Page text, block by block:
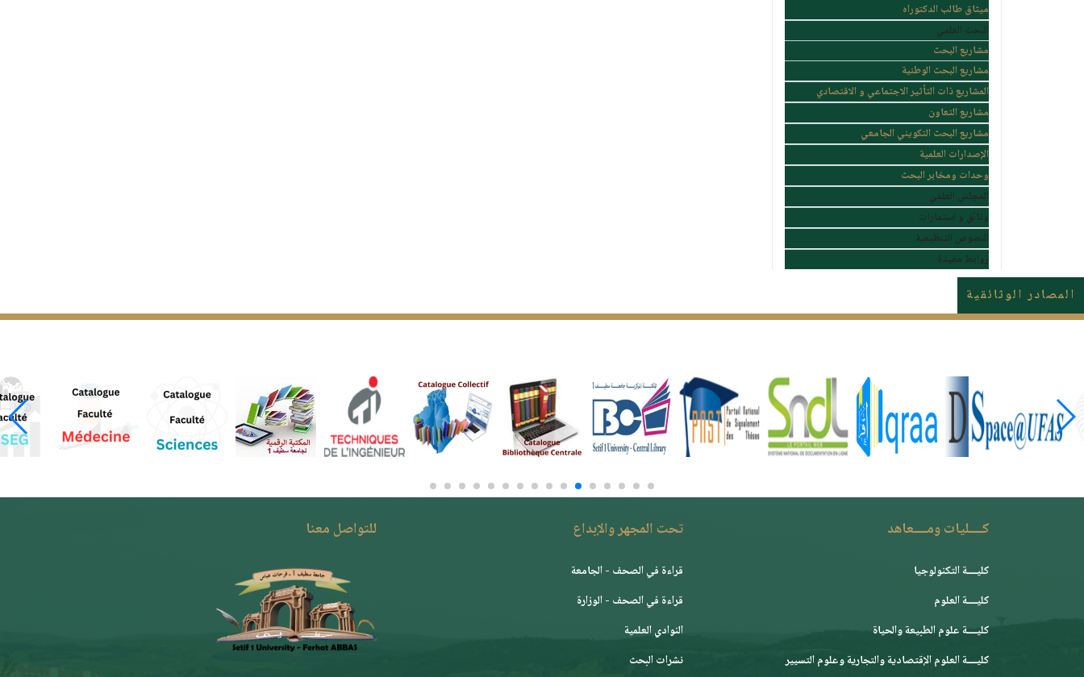
ميثاق طالب الدكتوراه
البحث العلمي
مشاريع البحث
مشاريع البحث الوطنية
المشاريع ذات التأثير الاجتماعي و الاقتصادي
مشاريع التعاون
مشاريع البحث التكويني الجامعي
الإصدارات العلمية
وحدات ومخابر البحث
المجلس العلمي
وثائق و استمارات
النصوص التنظيمية
روابط مفيدة
المصادر الوثائقية
كــــليات ومــــعاهد
كليــــة التكنولوجيا
كليــــة العلوم
كليــــة علوم الطبيعة والحياة
كليــــة العلوم الإقتصادية والتجارية وعلوم التسيير
تحت المجهر والإبداع
قراءة في الصحف - الجامعة
قراءة في الصحف - الوزارة
النوادي العلمية
نشرات البحث
للتواصل معنا